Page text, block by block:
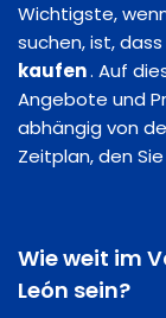
Wichtigste,
suchen, ist, dass
kaufen. Auf
Angebote und
abhängig von
Zeitplan, den
Wie weit im
León sein?